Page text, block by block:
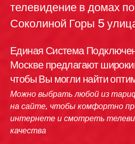
телевидение в домах
Соколиной Горы 5
Единая Система
Москве предлагают
чтобы Вы могли найти
Можно выбрать любой из
на сайте, чтобы комфортно
интернете и смотреть
качества